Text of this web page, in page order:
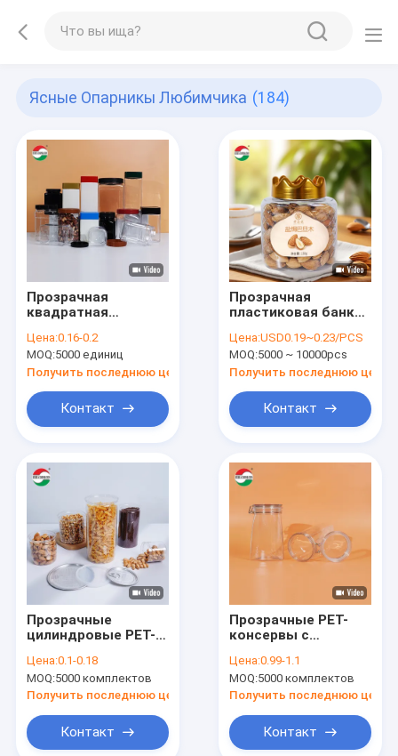
Ясные Опарникы Любимчика (184)
Прозрачная
квадратная
с крышками
Цена:0.16-0.2
MOQ:5000 единиц
Получить последнюю цену
Контакт
Прозрачная
пластиковая банка
пищевых продуктов
Цена:USD0.19~0.23/PCS
MOQ:5000 ~ 10000pcs
Получить последнюю цену
Контакт
Прозрачные
цилиндровые PET-
Цена:0.1-0.18
MOQ:5000 комплектов
Получить последнюю цену
Контакт
Прозрачные PET-
консервы с
Цена:0.99-1.1
MOQ:5000 комплектов
Получить последнюю цену
Контакт